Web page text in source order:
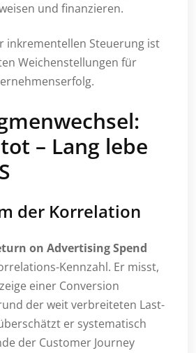
und finanzieren.
inkrementellen Steuerung ist
Weichenstellungen für
– Lang lebe
der Korrelation
on Advertising Spend
Kennzahl. Er misst,
einer Conversion
der weit verbreiteten Last-
er systematisch
der Customer Journey